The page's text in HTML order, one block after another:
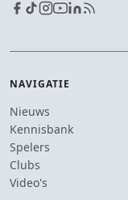
NAVIGATIE
Nieuws
Kennisbank
Spelers
Clubs
Video's